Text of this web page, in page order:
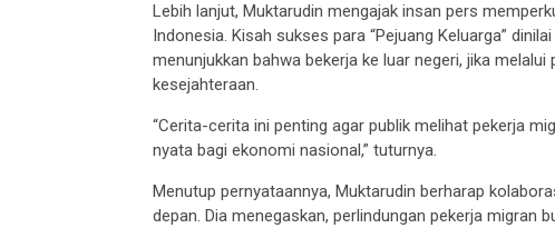
Lebih lanjut, Muktarudin mengajak insan pers
Indonesia. Kisah sukses para “Pejuang Keluarga”
menunjukkan bahwa bekerja ke luar negeri, jika
kesejahteraan.
“Cerita-cerita ini penting agar publik melihat pekerja
nyata bagi ekonomi nasional,” tuturnya.
Menutup pernyataannya, Muktarudin berharap
depan. Dia menegaskan, perlindungan pekerja migran